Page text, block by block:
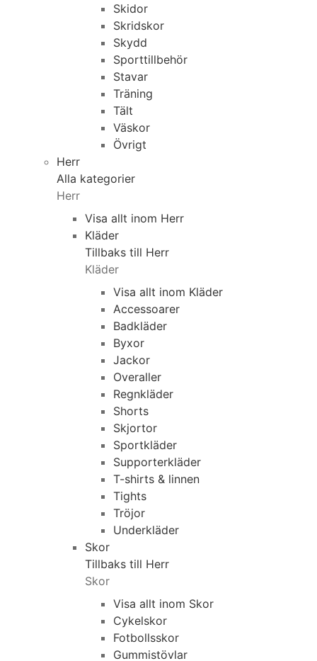
Skidor
Skridskor
Skydd
Sporttillbehör
Stavar
Träning
Tält
Väskor
Övrigt
Herr
Alla kategorier
Herr
Visa allt inom Herr
Kläder
Tillbaks till Herr
Kläder
Visa allt inom Kläder
Accessoarer
Badkläder
Byxor
Jackor
Overaller
Regnkläder
Shorts
Skjortor
Sportkläder
Supporterkläder
T-shirts & linnen
Tights
Tröjor
Underkläder
Skor
Tillbaks till Herr
Skor
Visa allt inom Skor
Cykelskor
Fotbollsskor
Gummistövlar